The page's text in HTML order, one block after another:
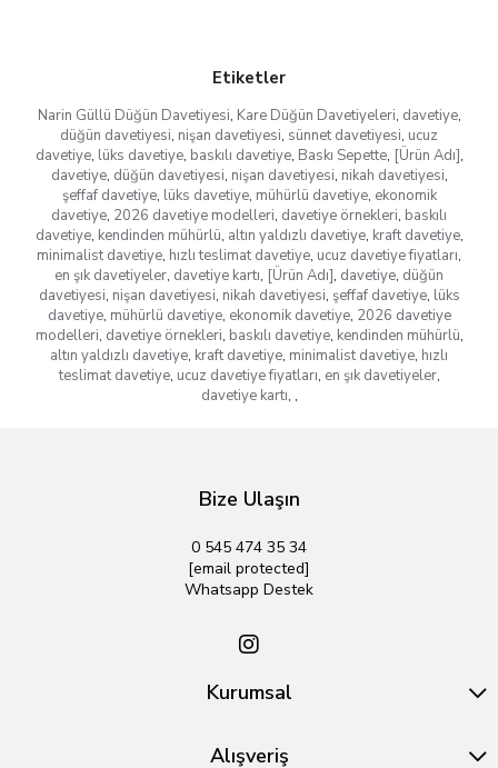
Etiketler
Narin Güllü Düğün Davetiyesi, Kare Düğün Davetiyeleri, davetiye,
düğün davetiyesi, nişan davetiyesi, sünnet davetiyesi, ucuz
davetiye, lüks davetiye, baskılı davetiye, Baskı Sepette, [Ürün Adı],
davetiye, düğün davetiyesi, nişan davetiyesi, nikah davetiyesi,
şeffaf davetiye, lüks davetiye, mühürlü davetiye, ekonomik
davetiye, 2026 davetiye modelleri, davetiye örnekleri, baskılı
davetiye, kendinden mühürlü, altın yaldızlı davetiye, kraft davetiye,
minimalist davetiye, hızlı teslimat davetiye, ucuz davetiye fiyatları,
en şık davetiyeler, davetiye kartı, [Ürün Adı], davetiye, düğün
davetiyesi, nişan davetiyesi, nikah davetiyesi, şeffaf davetiye, lüks
davetiye, mühürlü davetiye, ekonomik davetiye, 2026 davetiye
modelleri, davetiye örnekleri, baskılı davetiye, kendinden mühürlü,
altın yaldızlı davetiye, kraft davetiye, minimalist davetiye, hızlı
teslimat davetiye, ucuz davetiye fiyatları, en şık davetiyeler,
davetiye kartı, ,
Bize Ulaşın
0 545 474 35 34
[email protected]
Whatsapp Destek
Kurumsal
Alışveriş